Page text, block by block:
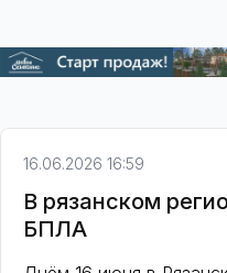
16.06.2026 16:59
В рязанском
БПЛА